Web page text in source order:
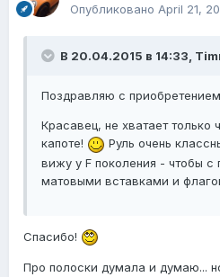
Опубликовано April 21,
В 20.04.2015 в 14:33,
Поздравляю с
Красавец, не хватает только
капоте!
Руль очень
вижу у F поколения - чтобы с
матовыми вставками и
Спасибо!
Про полоски думала и думаю...